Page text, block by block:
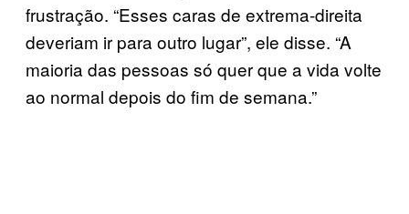
frustração. “Esses caras de extrema-direita
deveriam ir para outro lugar”, ele disse. “A
maioria das pessoas só quer que a vida volte
ao normal depois do fim de semana.”